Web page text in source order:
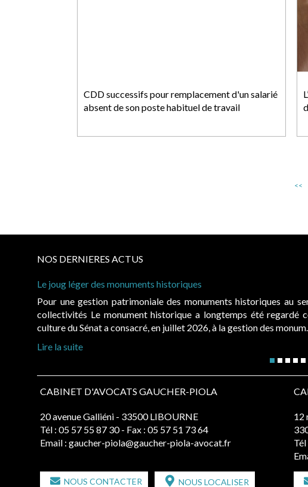
CDD successifs pour remplacement d'un salarié
absent de son poste habituel de travail
<<
NOS DERNIERES ACTUS
Le joug léger des monuments historiques
Pour une gestion patrimoniale des monuments historiques au
collectivités Le monument historique a longtemps été regardé
culture du Sénat a consacré, en juillet 2026, à la gestion des
Lire la suite
CABINET D'AVOCATS GAUCHER-PIOLA
20 avenue Galliéni - 33500 LIBOURNE
Tél : 05 57 55 87 30 - Fax : 05 57 51 73 64
Email : gaucher-piola@gaucher-piola-avocat.fr
NOUS CONTACTER NOUS LOCALISER
12
Tél